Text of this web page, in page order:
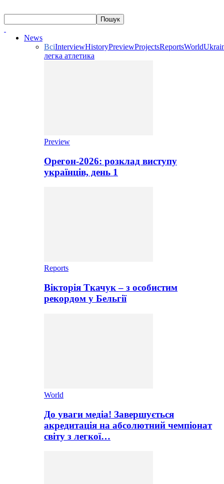
News
ВсіInterviewHistoryPreviewProjectsReportsWorld
легка атлетика
Preview
Орегон-2026: розклад виступу
українців, день 1
Reports
Вікторія Ткачук – з особистим
рекордом у Бельгії
World
До уваги медіа! Завершується
акредитація на абсолютний чемпіонат
світу з легкої…